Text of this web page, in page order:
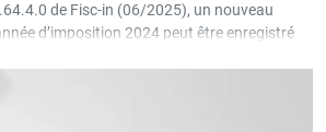
de Fisc-in (06/2025), un nouveau
d’imposition 2024 peut être enregistré